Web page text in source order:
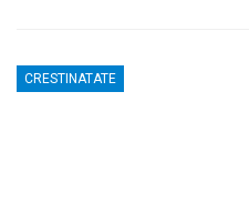
CRESTINATATE